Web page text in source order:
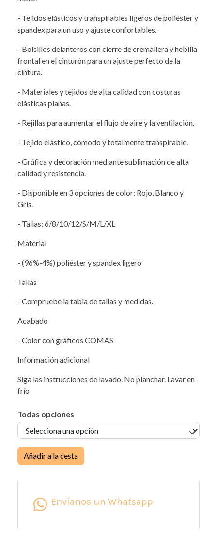
- Tejidos elásticos y transpirables ligeros de poliéster y
spandex para un uso y ajuste confortables.
- Bolsillos delanteros con cierre de cremallera y hebilla
frontal en el cinturón para un ajuste perfecto de la
cintura.
- Materiales y tejidos de alta calidad con costuras
elásticas planas.
- Rejillas para aumentar el flujo de aire y la ventilación.
- Tejido elástico, cómodo y totalmente transpirable.
- Gráfica y decoración mediante sublimación de alta
calidad y resistencia.
- Disponible en 3 opciones de color: Rojo, Blanco y
Gris.
- Tallas: 6/8/10/12/S/M/L/XL
Material
- (96%-4%) poliéster y spandex ligero
Tallas
- Compruebe la tabla de tallas y medidas.
Acabado
- Color con gráficos COMAS
Información adicional
Siga las instrucciones de lavado. No planchar. Lavar en
frío
Todas opciones
Añadir a la cesta
Envíanos un Whatsapp